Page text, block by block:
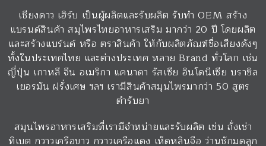
เชียงดาว เฮิร์บ เป็นผู้ผลิตและรับผลิต รับทำ OEM สร้าง
แบรนด์สินค้า สมุไพรไทยอาหารเสริม มากว่า 20 ปี โดยผลิต
และสร้างแบร์นด์ หรือ ตราสินค้า ให้กับผลิตภัณฑ์ชื่อเสียงดังๆ
ทั้งในประเทศไทย และต่างประเทศ หลาย Brand ทั่วโลก เช่น
ญี่ปุ่น เกาหลี จีน อเมริกา แคนาดา รัสเซีย อินโดนีเซีย บราซิล
เยอรมัน ฝรั่งเศษ ฯลฯ เรามีสินค้าสมุนไพรมากว่า 50 สูตร
ตำรับยา
สมุนไพรอาหารเสริมที่เรามีจำหน่ายและรับผลิต เช่น ถั่งเช่า
ทิเบต กวาวเครือขาว กวาวเครือแดง เห็ดหลินจือ ว่านชักมดลูก